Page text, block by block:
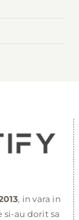
, in vara in
si-au dorit sa